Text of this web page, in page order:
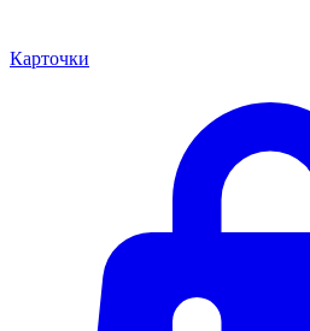
Карточки